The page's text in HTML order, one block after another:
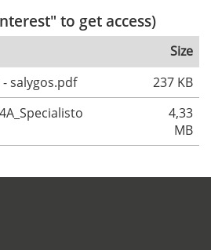
to get access)
Size
salygos.pdf
237 KB
4,33
MB